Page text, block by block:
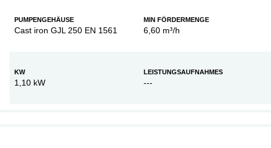
PUMPENGEHÄUSE
Cast iron GJL 250 EN 1561
MIN FÖRDERMENGE
6,60 m³/h
KW
1,10 kW
LEISTUNGSAUFNAHMES
---